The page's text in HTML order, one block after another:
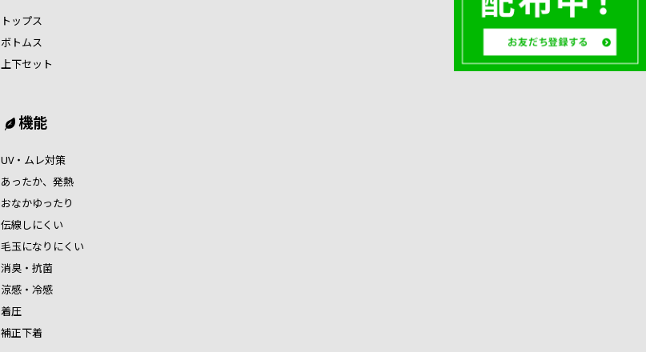
トップス
ボトムス
上下セット
機能
UV・ムレ対策
あったか、発熱
おなかゆったり
伝線しにくい
毛玉になりにくい
消臭・抗菌
涼感・冷感
着圧
補正下着